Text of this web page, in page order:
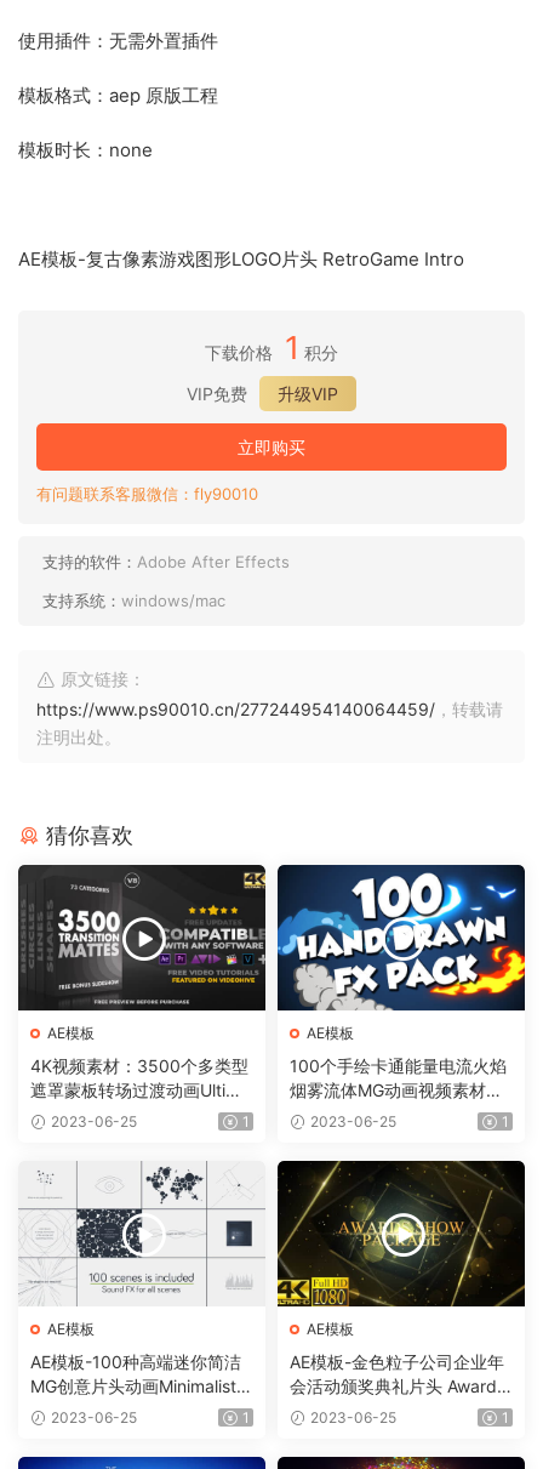
使用插件：无需外置插件
模板格式：aep 原版工程
模板时长：none
AE模板-复古像素游戏图形LOGO片头 RetroGame Intro
下载价格 1 积分
VIP免费
升级VIP
立即购买
有问题联系客服微信：fly90010
支持的软件： Adobe After Effects
支持系统： windows/mac
原文链接：
https://www.ps90010.cn/277244954140064459/ ，转载请
注明出处。
猜你喜欢
AE模板
4K视频素材：3500个多类型
遮罩蒙板转场过渡动画Ultima
te Transition Mattes Pack v
2023-06-25 1
AE模板
100个手绘卡通能量电流火焰
烟雾流体MG动画视频素材
（含AE模板工程）有透明通
2023-06-25 1
AE模板
AE模板-100种高端迷你简洁
MG创意片头动画Minimalistic
Presentation Pack
2023-06-25 1
AE模板
AE模板-金色粒子公司企业年
会活动颁奖典礼片头 Awards
Show Pack
2023-06-25 1